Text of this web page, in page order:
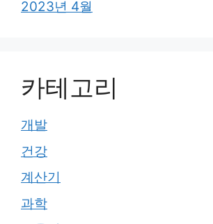
2023년 4월
카테고리
개발
건강
계산기
과학